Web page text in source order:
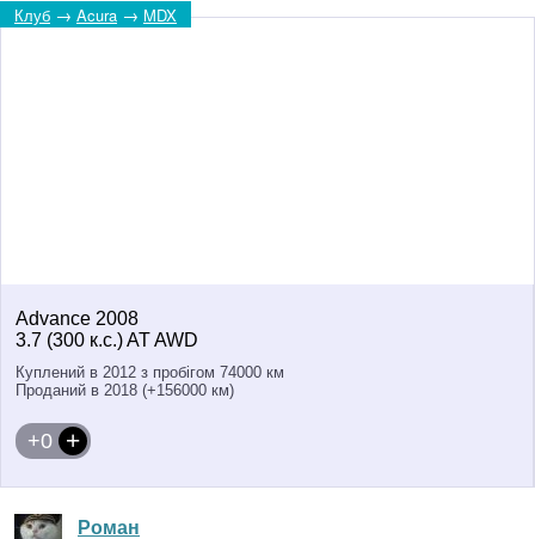
Клуб → Acura → MDX
Advance 2008
3.7 (300 к.с.) AT AWD
Куплений в 2012 з пробігом 74000 км
Проданий в 2018 (+156000 км)
+0
Роман